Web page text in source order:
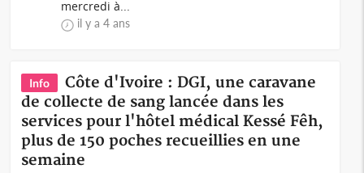
mercredi à...
il y a 4 ans
Info
Côte d'Ivoire : DGI, une caravane
de collecte de sang lancée dans les
services pour l'hôtel médical Kessé Fêh,
plus de 150 poches recueillies en une
semaine